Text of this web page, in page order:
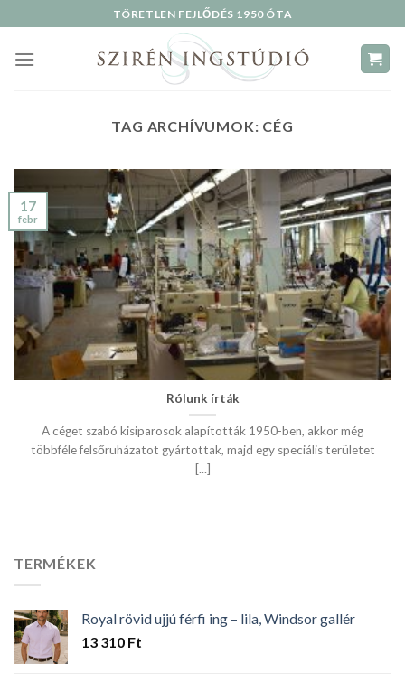
to
content
TÖRETLEN FEJLŐDÉS 1950 ÓTA
TAG ARCHÍVUMOK: CÉG
Rólunk írták
A céget szabó kisiparosok alapították 1950-ben, akkor még
többféle felsőruházatot gyártottak, majd egy speciális területet
[...]
17
febr
TERMÉKEK
Royal rövid ujjú férfi ing – lila, Windsor gallér
13 310 Ft